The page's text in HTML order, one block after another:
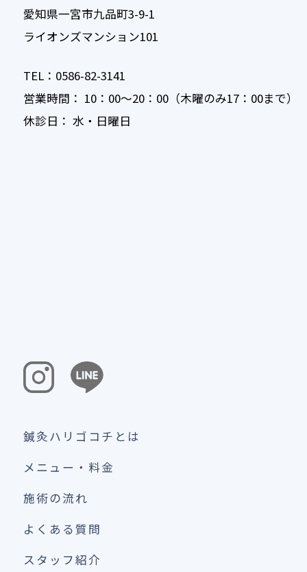
愛知県一宮市九品町3-9-1
ライオンズマンション101
TEL：0586-82-3141
営業時間： 10：00〜20：00（木曜のみ17：00まで）
休診日： 水・日曜日
鍼灸ハリゴコチとは
メニュー・料金
施術の流れ
よくある質問
スタッフ紹介